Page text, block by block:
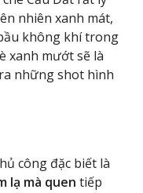
nhiên xanh mát,
không khí trong
xanh mướt sẽ là
những shot hình
công đặc biết là
lạ mà quen tiếp